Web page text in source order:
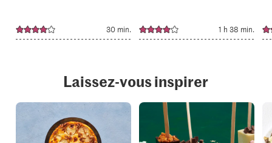
30 min. 1 h 38 min.
Laissez-vous inspirer